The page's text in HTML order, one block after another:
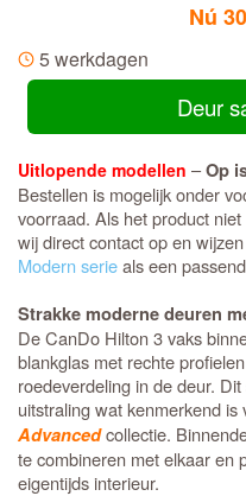
Nú
5 werkdagen
Deur
Uitlopende modellen –Op
Bestellen is mogelijk onder
voorraad. Als het product
wij direct contact op en
Modern serieals een
Strakke moderne deuren
De CanDo Hilton 3 vaks
blankglas met rechte
roedeverdeling in de deur.
uitstraling wat kenmerkend
Advancedcollectie.
te combineren met elkaar en
eigentijds interieur.